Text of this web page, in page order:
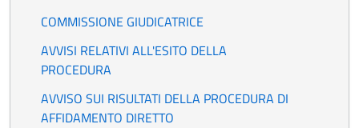
COMMISSIONE GIUDICATRICE
AVVISI RELATIVI ALL'ESITO DELLA
PROCEDURA
AVVISO SUI RISULTATI DELLA PROCEDURA DI
AFFIDAMENTO DIRETTO